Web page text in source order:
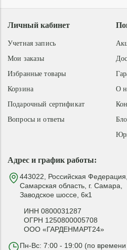
Адрес и график работы:
443022, Российская Федерация,
Самарская область, г. Самара,
Заводское шоссе, 6к1
ИНН 0800031287
ОГРН 1250800005708
ООО «ГАРДЕНМАРТ24»
Пн-Вс: 7:00 - 19:00 (по
О
Личный кабинет
Учетная запись
Мои заказы
Избранные товары
Корзина
Подарочный сертификат
Вопросы и ответы